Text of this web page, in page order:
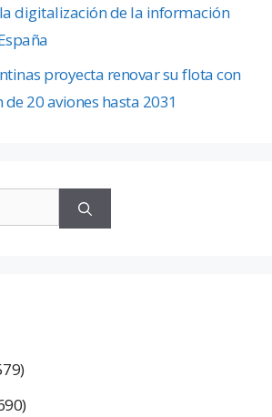
la digitalización de la información
proyecta renovar su flota con
20 aviones hasta 2031